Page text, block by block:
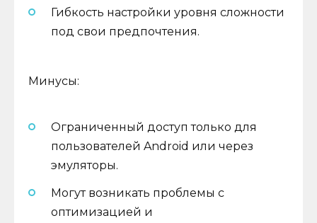
Гибкость настройки уровня сложности
под свои предпочтения.
Минусы:
Ограниченный доступ только для
пользователей Android или через
эмуляторы.
Могут возникать проблемы с
оптимизацией и